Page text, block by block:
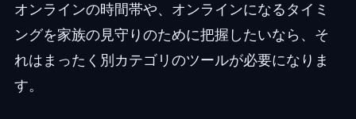
オンラインの時間帯や、オンラインになるタイミ
ングを家族の見守りのために把握したいなら、そ
れはまったく別カテゴリのツールが必要になりま
す。